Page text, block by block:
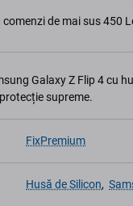
comenzi de mai sus 450
Galaxy Z Flip 4 cu
supreme.
FixPremium
Husă de Silicon,